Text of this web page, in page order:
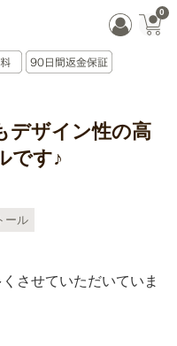
0
ール
デザイン性の高
です♪
させていただいていま